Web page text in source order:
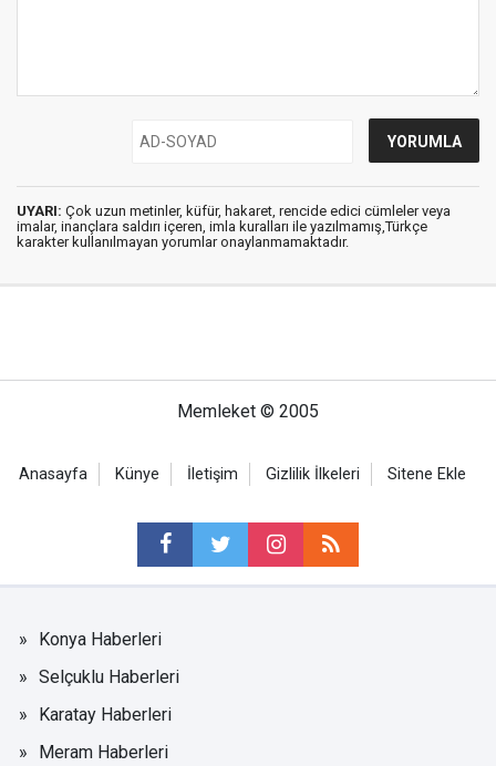
UYARI: Çok uzun metinler, küfür, hakaret, rencide edici cümleler veya
imalar, inançlara saldırı içeren, imla kuralları ile yazılmamış,Türkçe
karakter kullanılmayan yorumlar onaylanmamaktadır.
Memleket © 2005
Anasayfa Künye İletişim Gizlilik İlkeleri Sitene Ekle
Konya Haberleri
Selçuklu Haberleri
Karatay Haberleri
Meram Haberleri